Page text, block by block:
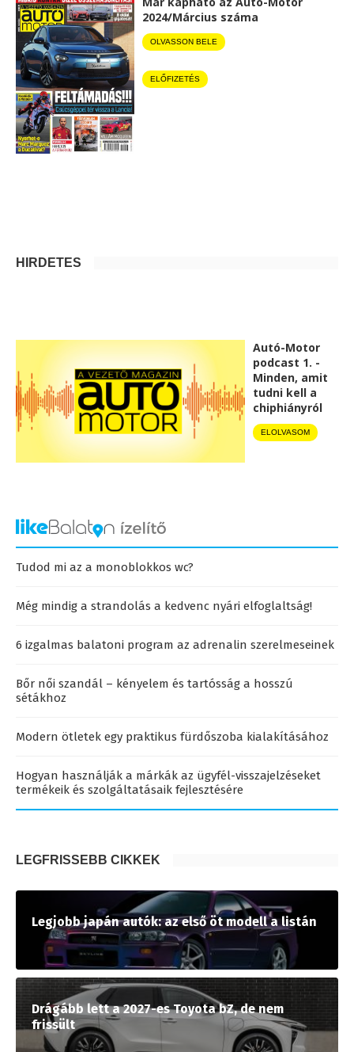
2024/Március száma
OLVASSON BELE
ELŐFIZETÉS
HIRDETÉS
Autó-Motor
podcast 1. -
Minden, amit
tudni kell a
chiphiányról
ELOLVASOM
Tudod mi az a monoblokkos wc?
Még mindig a strandolás a kedvenc nyári elfoglaltság!
6 izgalmas balatoni program az adrenalin szerelmeseinek
Bőr női szandál – kényelem és tartósság a hosszú
sétákhoz
Modern ötletek egy praktikus fürdőszoba kialakításához
Hogyan használják a márkák az ügyfél-visszajelzéseket
termékeik és szolgáltatásaik fejlesztésére
LEGFRISSEBB CIKKEK
Legjobb japán autók: az első öt modell a listán
Drágább lett a 2027-es Toyota bZ, de nem
frissült